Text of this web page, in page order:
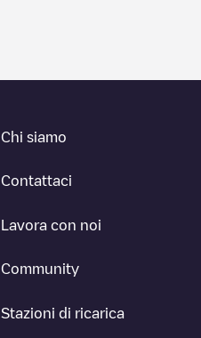
Chi siamo
Contattaci
Lavora con noi
Community
Stazioni di ricarica